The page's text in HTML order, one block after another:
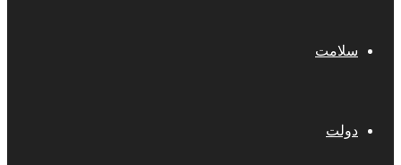
سلامت
دولت